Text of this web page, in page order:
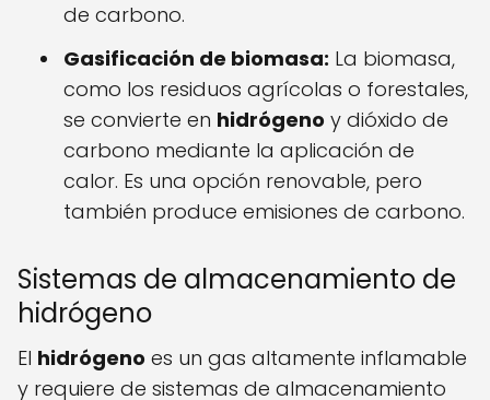
de carbono.
Gasificación de biomasa: La biomasa,
como los residuos agrícolas o forestales,
se convierte en hidrógeno y dióxido de
carbono mediante la aplicación de
calor. Es una opción renovable, pero
también produce emisiones de carbono.
Sistemas de almacenamiento de
hidrógeno
El hidrógeno es un gas altamente inflamable
y requiere de sistemas de almacenamiento